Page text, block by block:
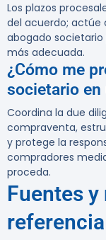
Los plazos
del acuerdo; actúe
abogado
más adecuada.
¿Cómo me
societario en
Coordina la due
compraventa,
y protege la
compradores
proceda.
Fuentes
referencia